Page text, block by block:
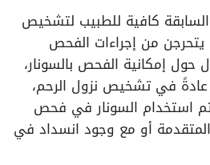
السابقة كافية للطبيب لتشخيص
يتحرجن من إجراءات الفحص
حول إمكانية الفحص بالسونار،
عادةً في تشخيص نزول الرحم،
استخدام السونار في فحص
أو مع وجود انسداد في